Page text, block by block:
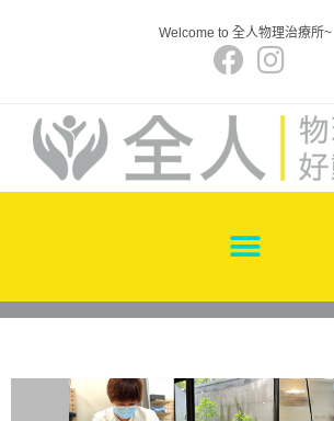
Welcome to 全人物理治療所~